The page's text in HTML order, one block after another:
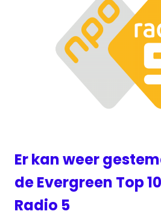
Er kan weer
de Evergreen Top
Radio 5